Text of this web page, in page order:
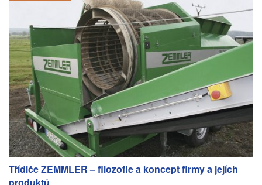
Třídiče ZEMMLER – filozofie a koncept firmy a jejích
produktů